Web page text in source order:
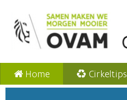
Home Cirkeltips